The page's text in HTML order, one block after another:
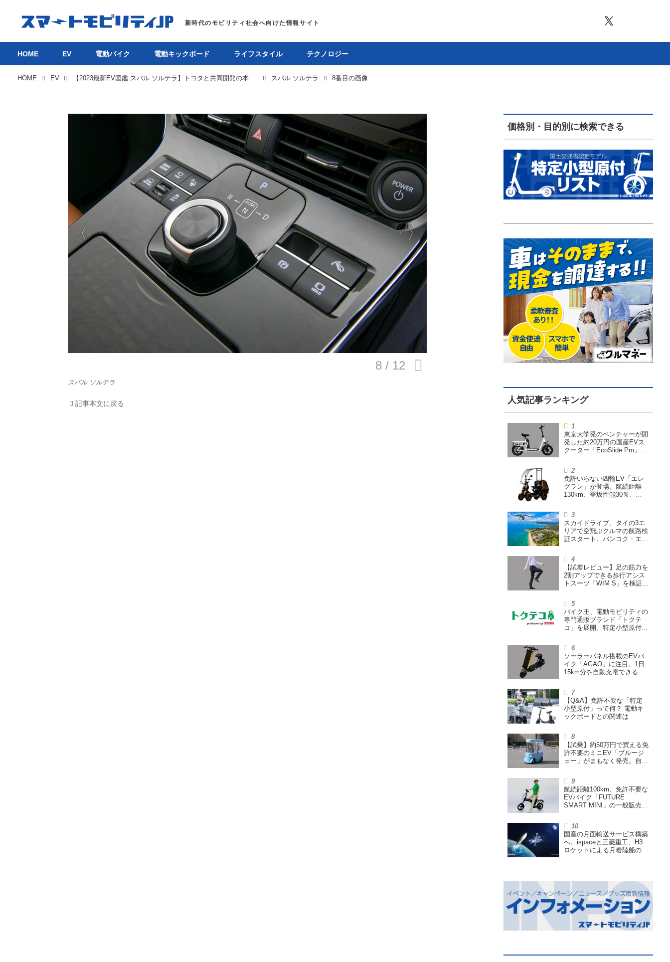
HOME
電動バイク
電動キックボード
ライフスタイル
HOME EV 電動バイク 電動キックボード ライフスタイル テクノロジー
HOME EV 【2023最新EV図鑑 スバル ソルテラ】トヨタと共同開発の本格EVは走りへのこだわりが特徴的 スバル ソルテラ 8番目の画像
スバル ソルテラ
記事本文に戻る
価格別・目的別に検索できる
東京大学発のベンチャーが開
発した約20万円の国産EVス
クーター「EcoSlide Pro」が
免許いらない四輪EV「エレ
グラン」が登場。航続距離
130km、登坂性能30％、
備えた特定小型原付
スカイドライブ、タイの3エ
リアで空飛ぶクルマの航路検
証スタート。バンコク・エア
指す
【試着レビュー】足の筋力を
2割アップできる歩行アシス
トスーツ「WIM S」を検証。
も言われる理由を探る
バイク王、電動モビリティの
専門通販ブランド「トクテ
コ」を展開。特定小型原付や
ソーラーパネル搭載のEVバ
イク「AGAO」に注目。1日
15km分を自動充電できる
【Q&A】免許不要な「特定
小型原付」って何？ 電動キ
ックボードとの関連は
【試乗】約50万円で買える免
許不要のミニEV「ブルージ
ェー」がまもなく発売。自転
小型原付で、FCEVモデルも
展開
航続距離100km、免許不要な
EVバイク「FUTURE
SMART MINI」の一般販売ス
国産の月面輸送サービス構築
へ。ispaceと三菱重工、H3
ロケットによる月着陸船の打